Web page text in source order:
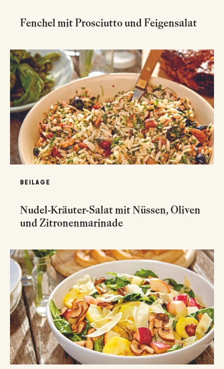
Fenchel mit Prosciutto und Feigensalat
BEILAGE
Nudel-Kräuter-Salat mit Nüssen, Oliven
und Zitronenmarinade